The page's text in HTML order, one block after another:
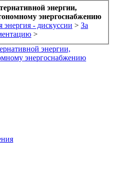
энергии,
энергоснабжению
энергия - дискуссии > За
>